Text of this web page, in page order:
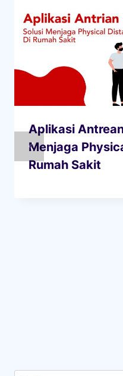
Aplikasi
Menjaga
Rumah Sakit